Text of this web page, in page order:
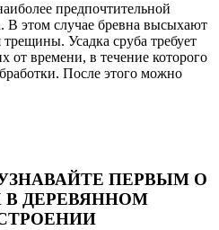
предпочтительной
В этом случае бревна высыхают
Усадка сруба требует
от времени, в течение которого
После этого можно
ПЕРВЫМ О
В ДЕРЕВЯННОМ